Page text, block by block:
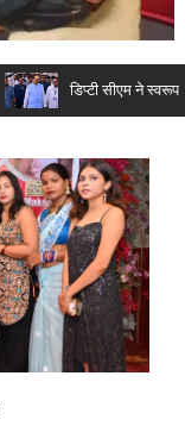
डिप्टी सीएम ने